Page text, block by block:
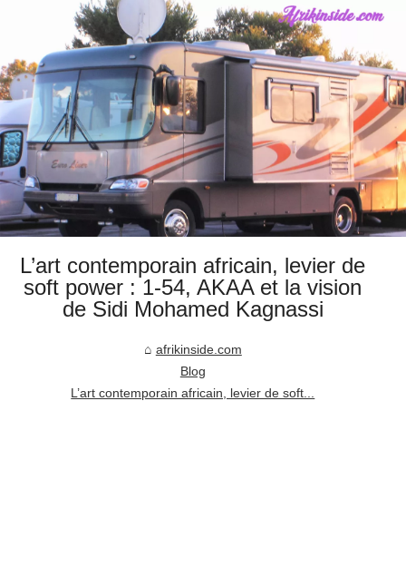
L’art contemporain africain, levier de
soft power : 1-54, AKAA et la vision
de Sidi Mohamed Kagnassi
afrikinside.com
Blog
L’art contemporain africain, levier de soft...